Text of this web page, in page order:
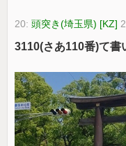
20:頭突き(埼玉県) [KZ]
3110(さあ110番)て書